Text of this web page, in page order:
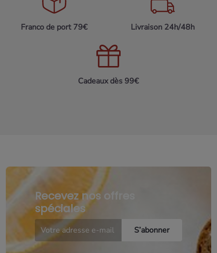
Franco de port 79€ Livraison 24h/48h
Cadeaux dès 99€
Recevez nos offres
spéciales